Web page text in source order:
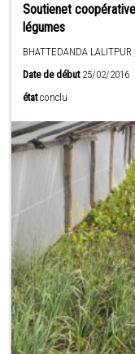
Soutienet
légumes
Date de début25/02/2016
état conclu